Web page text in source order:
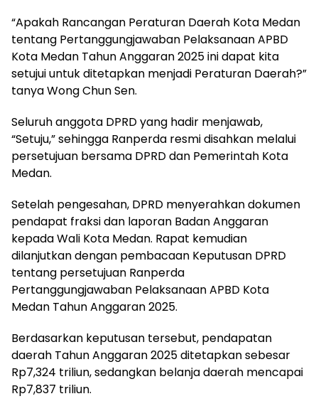
“Apakah Rancangan Peraturan Daerah Kota Medan
tentang Pertanggungjawaban Pelaksanaan APBD
Kota Medan Tahun Anggaran 2025 ini dapat kita
setujui untuk ditetapkan menjadi Peraturan Daerah?”
tanya Wong Chun Sen.
Seluruh anggota DPRD yang hadir menjawab,
“Setuju,” sehingga Ranperda resmi disahkan melalui
persetujuan bersama DPRD dan Pemerintah Kota
Medan.
Setelah pengesahan, DPRD menyerahkan dokumen
pendapat fraksi dan laporan Badan Anggaran
kepada Wali Kota Medan. Rapat kemudian
dilanjutkan dengan pembacaan Keputusan DPRD
tentang persetujuan Ranperda
Pertanggungjawaban Pelaksanaan APBD Kota
Medan Tahun Anggaran 2025.
Berdasarkan keputusan tersebut, pendapatan
daerah Tahun Anggaran 2025 ditetapkan sebesar
Rp7,324 triliun, sedangkan belanja daerah mencapai
Rp7,837 triliun.